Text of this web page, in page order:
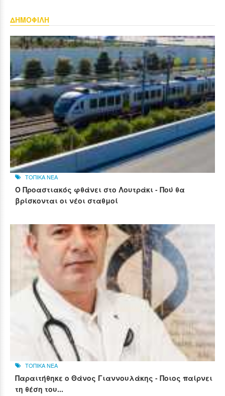
ΔΗΜΟΦΙΛΗ
ΤΟΠΙΚΑ ΝΕΑ
Ο Προαστιακός φθάνει στο Λουτράκι - Πού θα
βρίσκονται οι νέοι σταθμοί
ΤΟΠΙΚΑ ΝΕΑ
Παραιτήθηκε ο Θάνος Γιαννουλάκης - Ποιος παίρνει
τη θέση του...